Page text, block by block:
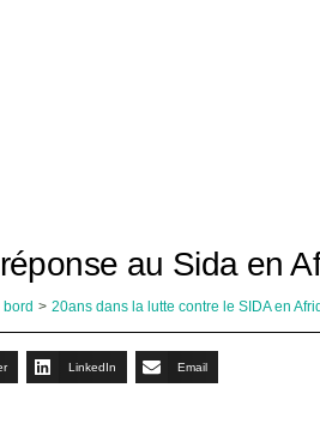
au Sida en
> 20ans dans la lutte contre le SIDA en
LinkedIn Email